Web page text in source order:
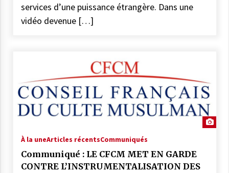
services d’une puissance étrangère. Dans une
vidéo devenue […]
À la uneArticles récentsCommuniqués
Communiqué : LE CFCM MET EN GARDE
CONTRE L’INSTRUMENTALISATION DES